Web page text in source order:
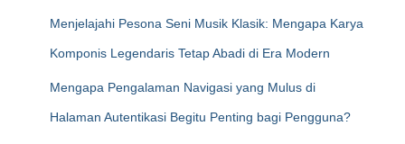
Menjelajahi Pesona Seni Musik Klasik: Mengapa Karya
Komponis Legendaris Tetap Abadi di Era Modern
Mengapa Pengalaman Navigasi yang Mulus di
Halaman Autentikasi Begitu Penting bagi Pengguna?